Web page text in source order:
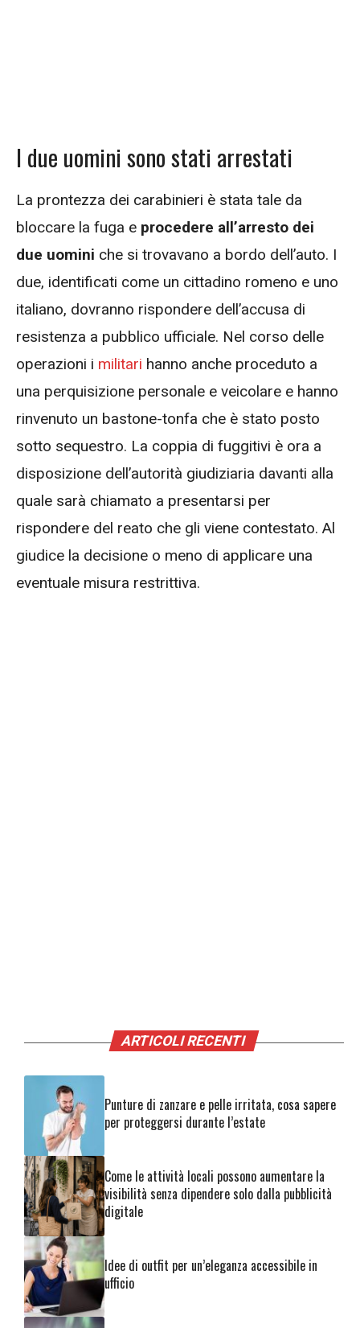
I due uomini sono stati arrestati
La prontezza dei carabinieri è stata tale da
bloccare la fuga e procedere all’arresto dei
due uomini che si trovavano a bordo dell’auto. I
due, identificati come un cittadino romeno e uno
italiano, dovranno rispondere dell’accusa di
resistenza a pubblico ufficiale. Nel corso delle
operazioni i militari hanno anche proceduto a
una perquisizione personale e veicolare e hanno
rinvenuto un bastone-tonfa che è stato posto
sotto sequestro. La coppia di fuggitivi è ora a
disposizione dell’autorità giudiziaria davanti alla
quale sarà chiamato a presentarsi per
rispondere del reato che gli viene contestato. Al
giudice la decisione o meno di applicare una
eventuale misura restrittiva.
ARTICOLI RECENTI
Punture di zanzare e pelle irritata, cosa sapere
per proteggersi durante l’estate
Come le attività locali possono aumentare la
visibilità senza dipendere solo dalla pubblicità
digitale
Idee di outfit per un’eleganza accessibile in
ufficio